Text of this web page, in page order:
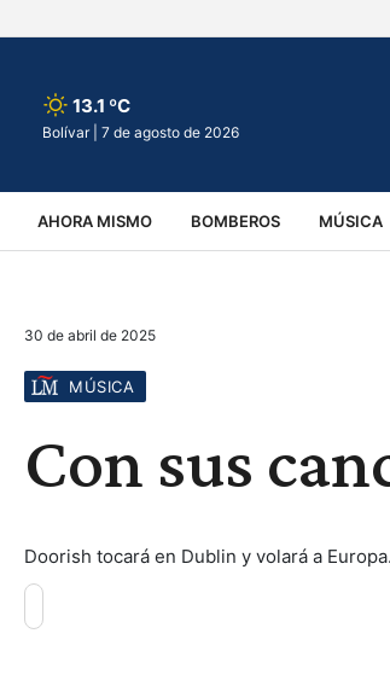
13.1 ºC
Bolívar | 7 de agosto de 2026
AHORA MISMO BOMBEROS MÚSICA
VIRALES ACCIDENTES
30 de abril de 2025
MÚSICA
Con sus
Doorish tocará en Dublin y volará a Europa.